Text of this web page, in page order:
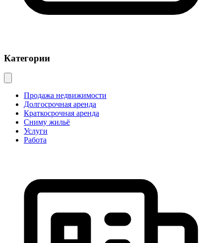
Категории
Продажа недвижимости
Долгосрочная аренда
Краткосрочная аренда
Сниму жильё
Услуги
Работа